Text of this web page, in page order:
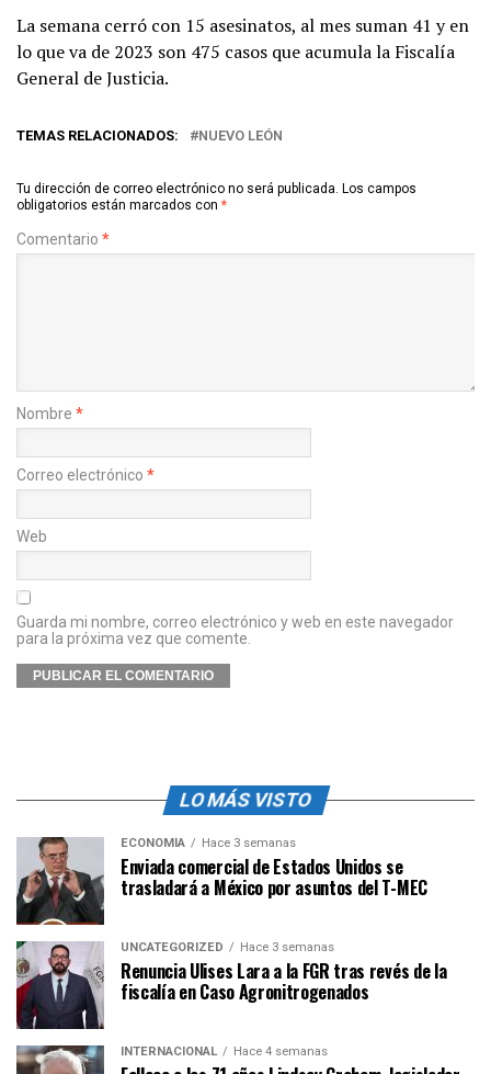
La semana cerró con 15 asesinatos, al mes suman 41 y en
lo que va de 2023 son 475 casos que acumula la Fiscalía
General de Justicia.
TEMAS RELACIONADOS: NUEVO LEÓN
Tu dirección de correo electrónico no será publicada. Los campos
obligatorios están marcados con *
Comentario *
Nombre *
Correo electrónico *
Web
Guarda mi nombre, correo electrónico y web en este navegador
para la próxima vez que comente.
LO MÁS VISTO
ECONOMÍA Hace 3 semanas
Enviada comercial de Estados Unidos se
trasladará a México por asuntos del T-MEC
UNCATEGORIZED Hace 3 semanas
Renuncia Ulises Lara a la FGR tras revés de la
fiscalía en Caso Agronitrogenados
INTERNACIONAL Hace 4 semanas